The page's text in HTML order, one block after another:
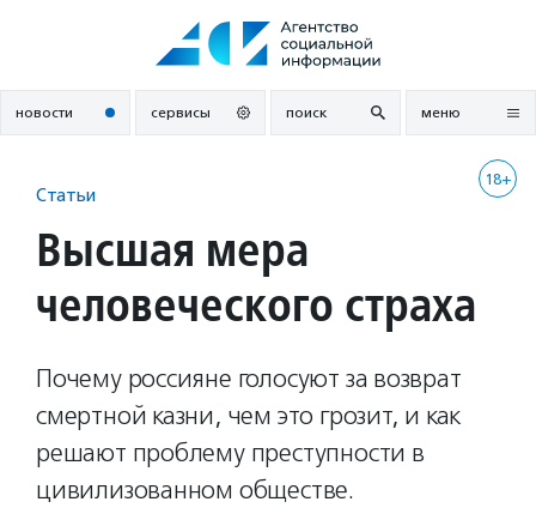
новости сервисы поиск меню
18+
Статьи
Высшая мера
человеческого страха
Почему россияне голосуют за возврат
смертной казни, чем это грозит, и как
решают проблему преступности в
цивилизованном обществе.